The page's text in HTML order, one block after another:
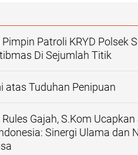
Patroli KRYD Polsek
Di Sejumlah Titik
atas Tuduhan Penipuan
Gajah, S.Kom
Sinergi Ulama dan